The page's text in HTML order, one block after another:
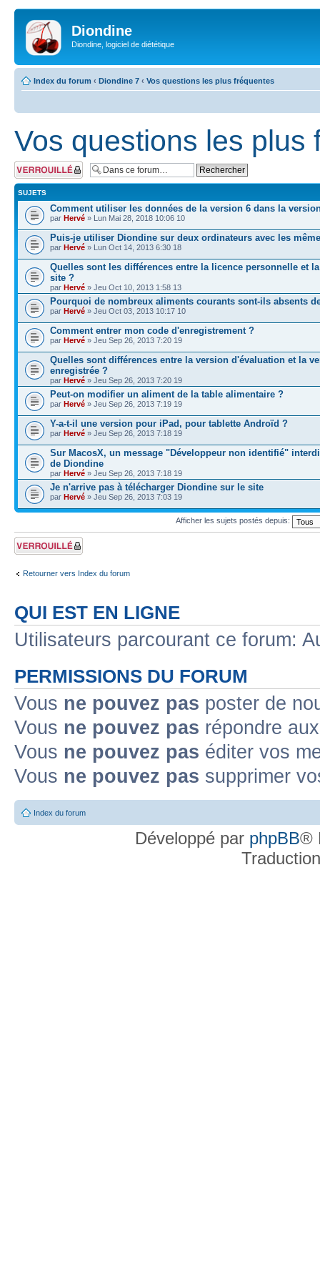
Diondine
Diondine, logiciel de diététique
Index du forum ‹ Diondine 7 ‹ Vos questions les plus fréquentes
Vos questions les plus
Forum verrouillé
SUJETS
Comment utiliser les données de la version 6 dans la
par Hervé » Lun Mai 28, 2018 10:06 10
Puis-je utiliser Diondine sur deux ordinateurs avec les
par Hervé » Lun Oct 14, 2013 6:30 18
Quelles sont les différences entre la licence personnelle et
site ?
par Hervé » Jeu Oct 10, 2013 1:58 13
Pourquoi de nombreux aliments courants sont-ils absents
par Hervé » Jeu Oct 03, 2013 10:17 10
Comment entrer mon code d'enregistrement ?
par Hervé » Jeu Sep 26, 2013 7:20 19
Quelles sont différences entre la version d'évaluation et la
enregistrée ?
par Hervé » Jeu Sep 26, 2013 7:20 19
Peut-on modifier un aliment de la table alimentaire ?
par Hervé » Jeu Sep 26, 2013 7:19 19
Y-a-t-il une version pour iPad, pour tablette Androïd ?
par Hervé » Jeu Sep 26, 2013 7:18 19
Sur MacosX, un message "Développeur non identifié"
de Diondine
par Hervé » Jeu Sep 26, 2013 7:18 19
Je n'arrive pas à télécharger Diondine sur le site
par Hervé » Jeu Sep 26, 2013 7:03 19
Afficher les sujets postés depuis:
Forum verrouillé
Retourner vers Index du forum
QUI EST EN LIGNE
Utilisateurs parcourant ce forum:
PERMISSIONS DU FORUM
Vous ne pouvez pas poster de
Vous ne pouvez pas répondre
Vous ne pouvez pas éditer vos
Vous ne pouvez pas supprimer
Index du forum
Développé par phpBB®